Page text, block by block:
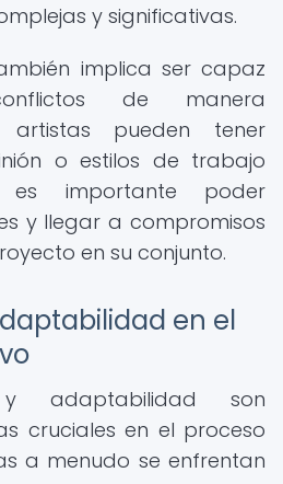
y significativas.
implica ser capaz
de manera
artistas pueden tener
o estilos de trabajo
es importante poder
y llegar a compromisos
en su conjunto.
en el
adaptabilidad son
cruciales en el proceso
a menudo se enfrentan